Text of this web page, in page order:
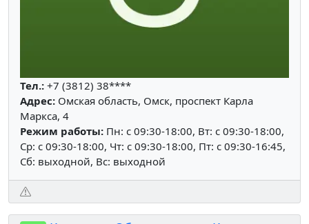
Тел.: +7 (3812) 38****
Адрес: Омская область, Омск, проспект Карла
Маркса, 4
Режим работы: Пн: c 09:30-18:00, Вт: c 09:30-18:00,
Ср: c 09:30-18:00, Чт: c 09:30-18:00, Пт: c 09:30-16:45,
Сб: выходной, Вс: выходной